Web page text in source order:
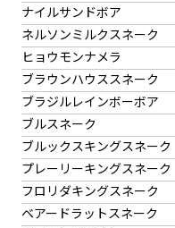
ナイルサンドボア
ネルソンミルクスネーク
ヒョウモンナメラ
ブラウンハウススネーク
ブラジルレインボーボア
ブルスネーク
ブルックスキングスネーク
プレーリーキングスネーク
フロリダキングスネーク
ベアードラットスネーク